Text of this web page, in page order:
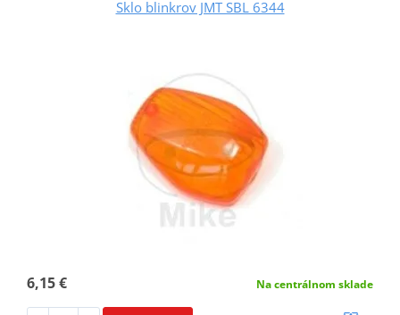
Sklo blinkrov JMT SBL 6344
6,15 € Na centrálnom sklade